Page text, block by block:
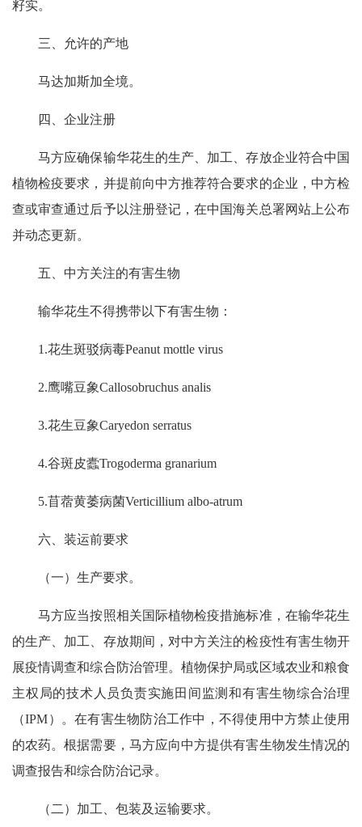
籽实。
三、允许的产地
马达加斯加全境。
四、企业注册
马方应确保输华花生的生产、加工、存放企业符合中国
植物检疫要求，并提前向中方推荐符合要求的企业，中方检
查或审查通过后予以注册登记，在中国海关总署网站上公布
并动态更新。
五、中方关注的有害生物
输华花生不得携带以下有害生物：
1.花生斑驳病毒Peanut mottle virus
2.鹰嘴豆象Callosobruchus analis
3.花生豆象Caryedon serratus
4.谷斑皮蠹Trogoderma granarium
5.苜蓿黄萎病菌Verticillium albo-atrum
六、装运前要求
（一）生产要求。
马方应当按照相关国际植物检疫措施标准，在输华花生
的生产、加工、存放期间，对中方关注的检疫性有害生物开
展疫情调查和综合防治管理。植物保护局或区域农业和粮食
主权局的技术人员负责实施田间监测和有害生物综合治理
（IPM）。在有害生物防治工作中，不得使用中方禁止使用
的农药。根据需要，马方应向中方提供有害生物发生情况的
调查报告和综合防治记录。
（二）加工、包装及运输要求。